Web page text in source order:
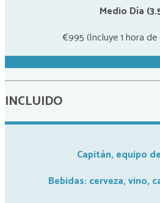
Medio Día
€995 (Incluye 1 hora
INCLUIDO
Capitán, equipo
Bebidas: cerveza, vino,